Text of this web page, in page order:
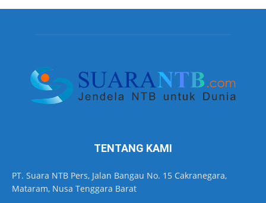
TENTANG KAMI
PT. Suara NTB Pers, Jalan Bangau No. 15 Cakranegara,
Mataram, Nusa Tenggara Barat